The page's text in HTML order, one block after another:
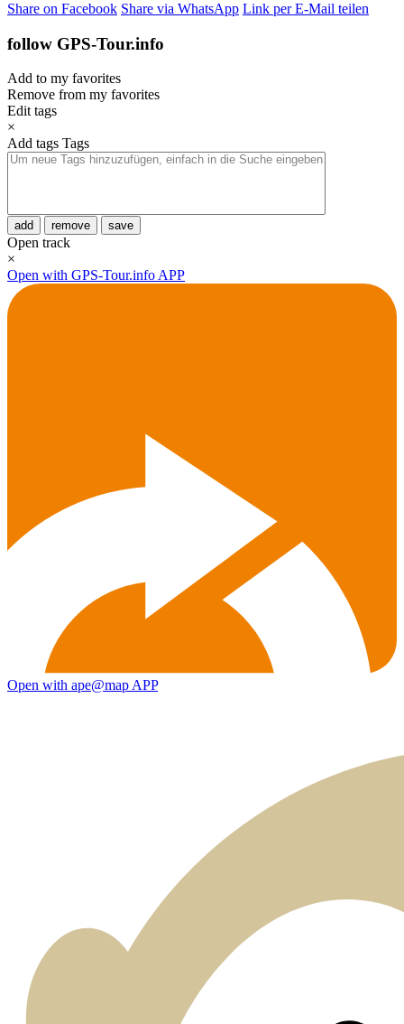
Share on Facebook Share via WhatsApp Link per E-Mail teilen
follow GPS-Tour.info
Add to my favorites
Remove from my favorites
Edit tags
×
Add tags Tags
add remove save
Open track
×
Open with GPS-Tour.info APP
Open with ape@map APP